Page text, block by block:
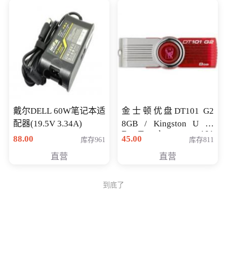
戴尔DELL 60W笔记本适
配器(19.5V 3.34A)
88.00
库存961
直营
金士顿优盘DT101 G2
8GB / Kingston U 盘
DataTraveler 101
Generati
45.00 库存811
直营
到底了